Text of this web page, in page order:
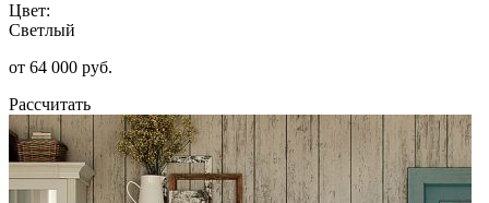
Цвет:
Светлый
от 64 000 руб.
Рассчитать